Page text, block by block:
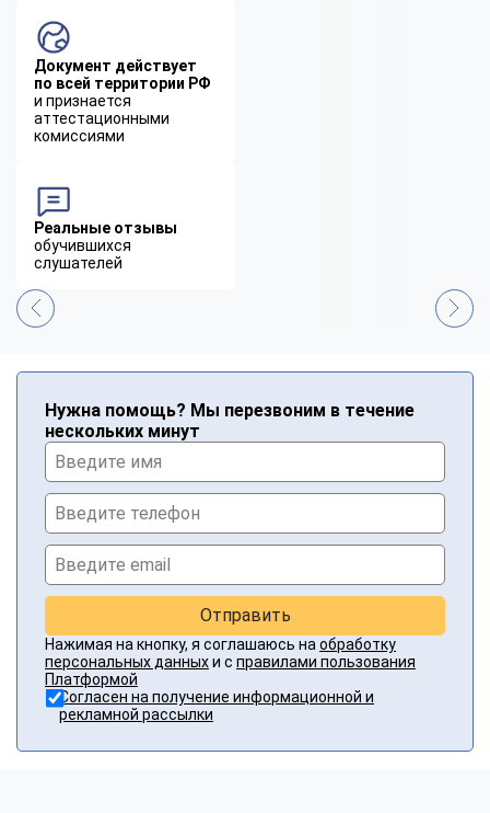
Документ действует
по всей территории РФ
и признается
аттестационными
комиссиями
Реальные отзывы
обучившихся
слушателей
Нужна помощь? Мы перезвоним в течение
нескольких минут
Отправить
Нажимая на кнопку, я соглашаюсь на обработку
персональных данныхи с правилами пользования
Платформой
Согласен на получение информационной и
рекламной рассылки